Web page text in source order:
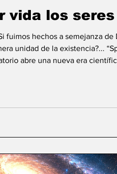
vida los seres
fuimos hechos a semejanza de
unidad de la existencia?...
abre una nueva era